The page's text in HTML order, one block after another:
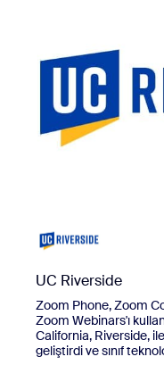
UC Riverside
Zoom Phone, Zoom
Zoom Webinars'ı
California, Riverside,
geliştirdi ve sınıf